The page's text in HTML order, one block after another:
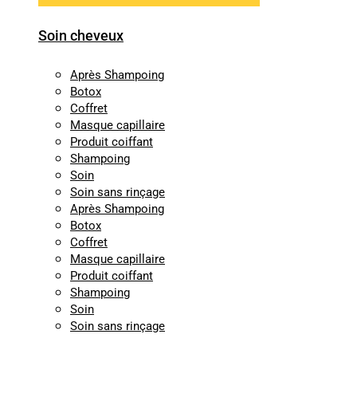
Soin cheveux
Après Shampoing
Botox
Coffret
Masque capillaire
Produit coiffant
Shampoing
Soin
Soin sans rinçage
Après Shampoing
Botox
Coffret
Masque capillaire
Produit coiffant
Shampoing
Soin
Soin sans rinçage